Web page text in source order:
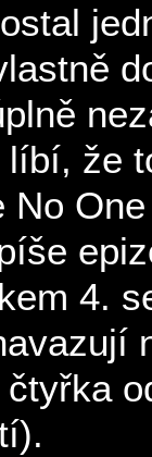
že
No
4.